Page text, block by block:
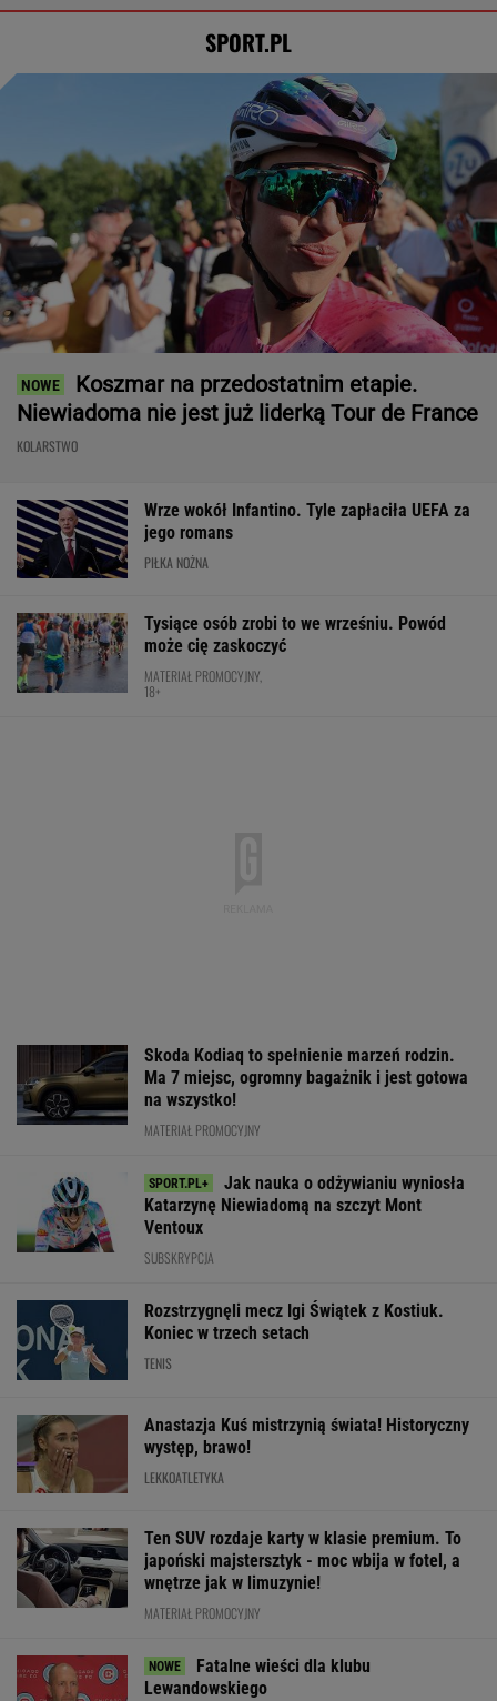
SPORT.PL
Koszmar na przedostatnim etapie.
Niewiadoma nie jest już liderką Tour de France
KOLARSTWO
Wrze wokół Infantino. Tyle zapłaciła UEFA za
jego romans
PIŁKA NOŻNA
Tysiące osób zrobi to we wrześniu. Powód
może cię zaskoczyć
MATERIAŁ PROMOCYJNY,
18+
Skoda Kodiaq to spełnienie marzeń rodzin.
Ma 7 miejsc, ogromny bagażnik i jest gotowa
na wszystko!
MATERIAŁ PROMOCYJNY
Jak nauka o odżywianiu wyniosła
Katarzynę Niewiadomą na szczyt Mont
Ventoux
SUBSKRYPCJA
Rozstrzygnęli mecz Igi Świątek z Kostiuk.
Koniec w trzech setach
TENIS
Anastazja Kuś mistrzynią świata! Historyczny
występ, brawo!
LEKKOATLETYKA
Ten SUV rozdaje karty w klasie premium. To
japoński majstersztyk - moc wbija w fotel, a
wnętrze jak w limuzynie!
MATERIAŁ PROMOCYJNY
Fatalne wieści dla klubu
Lewandowskiego